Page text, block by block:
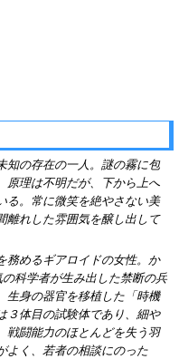
知の存在の一人。謎の霧に包
原理は不明だが、下から上へ
る。常に微笑を絶やさない美
離れした雰囲気を醸し出して
務めるギアロイドの女性。か
の科学者が生み出した禁断の兵
身の器官を移植した「時機
３体目の試験体であり、細や
戦闘能力のほとんどを失う羽
よく、若者の相談にのった